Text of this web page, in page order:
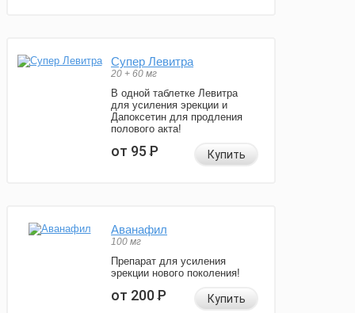
Супер Левитра
20 + 60 мг
В одной таблетке Левитра
для усиления эрекции и
Дапоксетин для продления
полового акта!
от 95Р Купить
Аванафил
100 мг
Препарат для усиления
эрекции нового поколения!
от 200Р Купить